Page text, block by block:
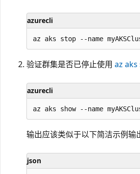
azurecli
验证群集是否已停止使用 az
azurecli
输出应该类似于以下简洁示例输
json